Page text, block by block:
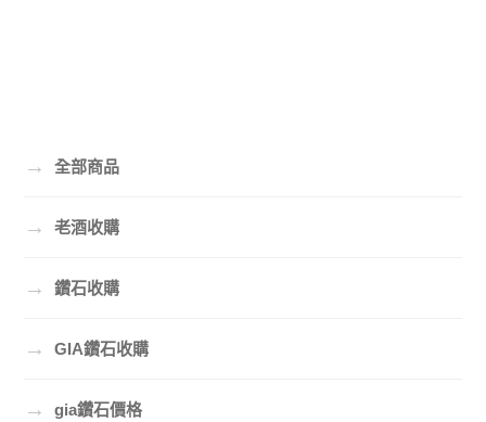
→ 全部商品
→ 老酒收購
→ 鑽石收購
→ GIA鑽石收購
→ gia鑽石價格